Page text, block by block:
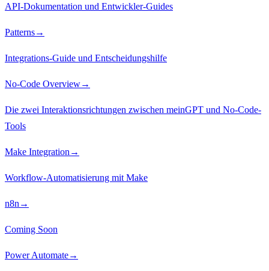
API-Dokumentation und Entwickler-Guides
Patterns→
Integrations-Guide und Entscheidungshilfe
No-Code Overview→
Die zwei Interaktionsrichtungen zwischen meinGPT und No-Code-
Tools
Make Integration →
Workflow-Automatisierung mit Make
n8n →
Coming Soon
Power Automate→